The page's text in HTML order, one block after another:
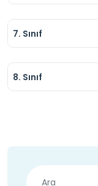
7. Sınıf
8. Sınıf